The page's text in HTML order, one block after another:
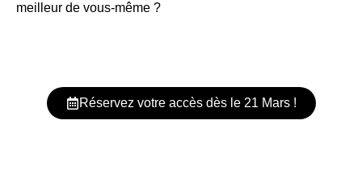
meilleur de vous-même ?
Réservez votre accès dès le 21 Mars !